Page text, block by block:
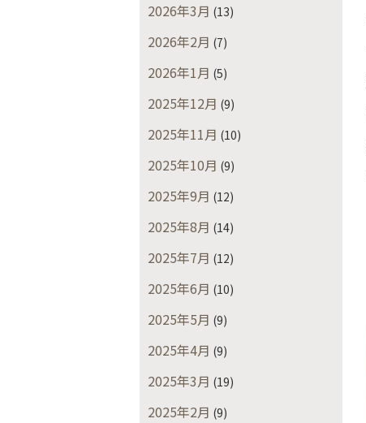
2026年3月 (13)
2026年2月 (7)
2026年1月 (5)
2025年12月 (9)
2025年11月 (10)
2025年10月 (9)
2025年9月 (12)
2025年8月 (14)
2025年7月 (12)
2025年6月 (10)
2025年5月 (9)
2025年4月 (9)
2025年3月 (19)
2025年2月 (9)